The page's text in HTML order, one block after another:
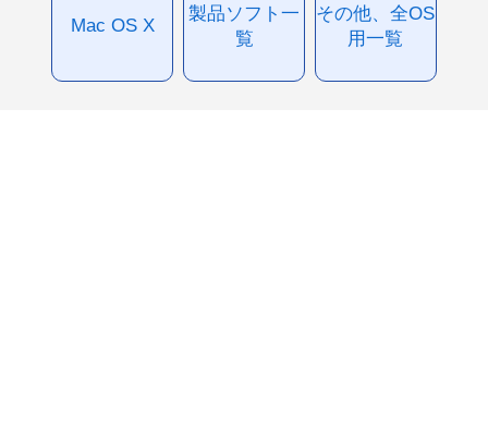
Mac OS X
製品ソフト一
覧
その他、全OS
用一覧